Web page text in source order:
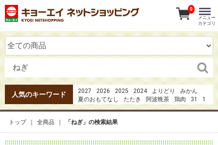
人気のキーワード 2027 2026 2025 2024 よりどり
みかん
夏のおもてなし
たたき 阿波晩茶 鶏肉 31
1
0
メニュー
カテゴリ
トップ 全商品 「ねぎ」の検索結果